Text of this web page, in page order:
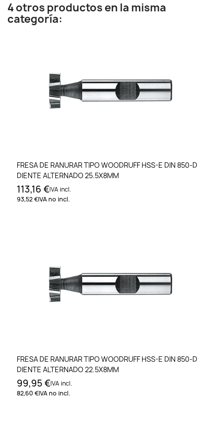
4 otros productos en la misma
categoría:
FRESA DE RANURAR TIPO WOODRUFF HSS-E DIN 850-D
DIENTE ALTERNADO 25.5X8MM
113,16 €IVA incl.
93,52 €IVA no incl.
FRESA DE RANURAR TIPO WOODRUFF HSS-E DIN 850-D
DIENTE ALTERNADO 22.5X8MM
99,95 €IVA incl.
82,60 €IVA no incl.